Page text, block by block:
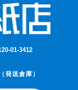
01-3412
発送倉庫）